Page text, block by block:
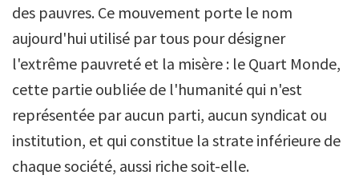
des pauvres. Ce mouvement porte le nom
aujourd'hui utilisé par tous pour désigner
l'extrême pauvreté et la misère : le Quart Monde,
cette partie oubliée de l'humanité qui n'est
représentée par aucun parti, aucun syndicat ou
institution, et qui constitue la strate inférieure de
chaque société, aussi riche soit-elle.